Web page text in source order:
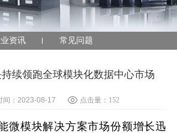
资讯 常见问题
续领跑全球模块化数据中心市场
间：2023-08-17 点击量： 152
微模块解决方案市场份额增长迅